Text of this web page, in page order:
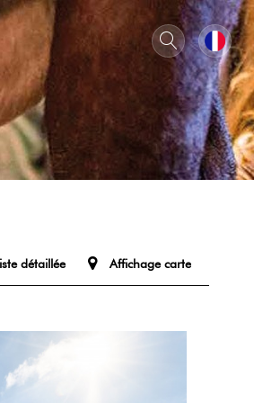
détaillée Affichage carte